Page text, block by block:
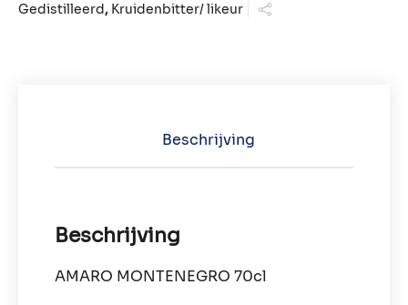
Gedistilleerd, Kruidenbitter/ likeur
Beschrijving
Beschrijving
AMARO MONTENEGRO 70cl